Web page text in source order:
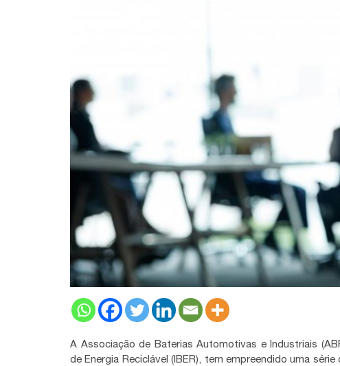
A Associação de Baterias Automotivas e Industriais
de Energia Reciclável (IBER), tem empreendido uma